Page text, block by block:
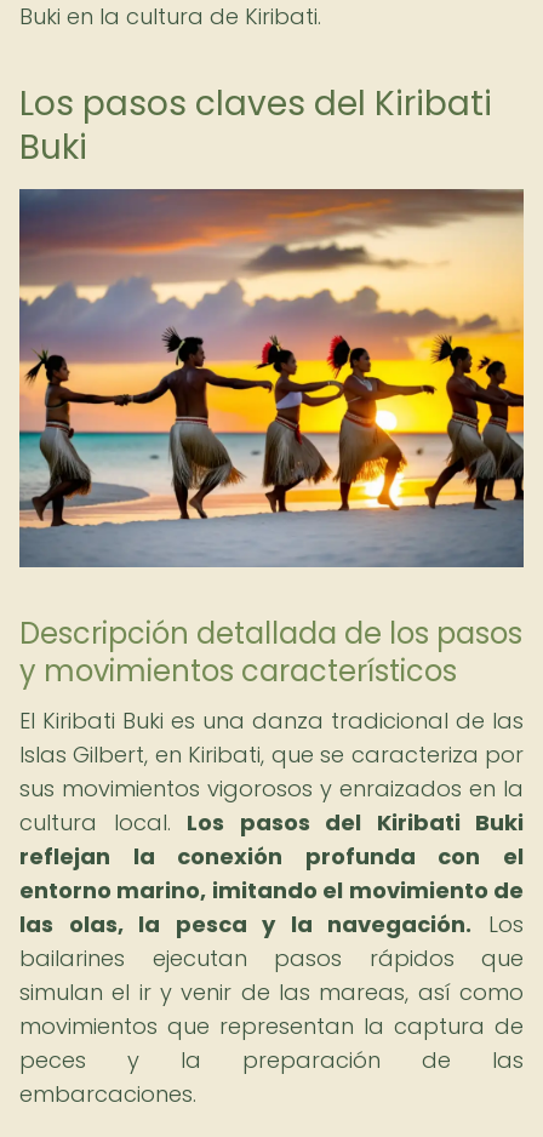
Buki en la cultura de Kiribati.
Los pasos claves del Kiribati
Buki
Descripción detallada de los pasos
y movimientos característicos
El Kiribati Buki es una danza tradicional de las
Islas Gilbert, en Kiribati, que se caracteriza por
sus movimientos vigorosos y enraizados en la
cultura local. Los pasos del Kiribati Buki
reflejan la conexión profunda con el
entorno marino, imitando el movimiento de
las olas, la pesca y la navegación. Los
bailarines ejecutan pasos rápidos que
simulan el ir y venir de las mareas, así como
movimientos que representan la captura de
peces y la preparación de las
embarcaciones.